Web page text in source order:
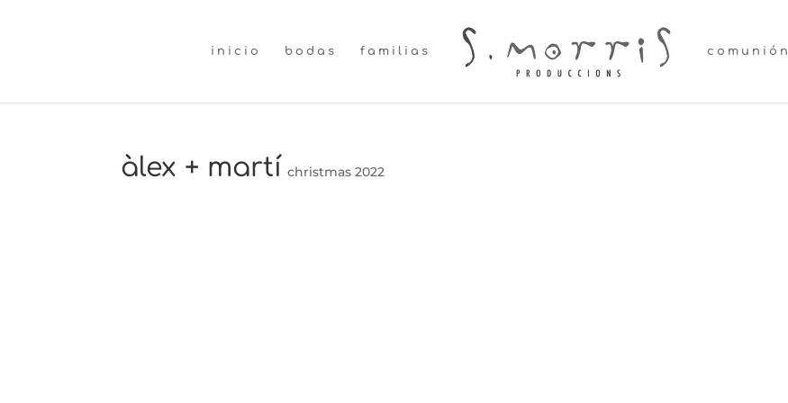
inicio bodas familias comunión
àlex + martí christmas 2022